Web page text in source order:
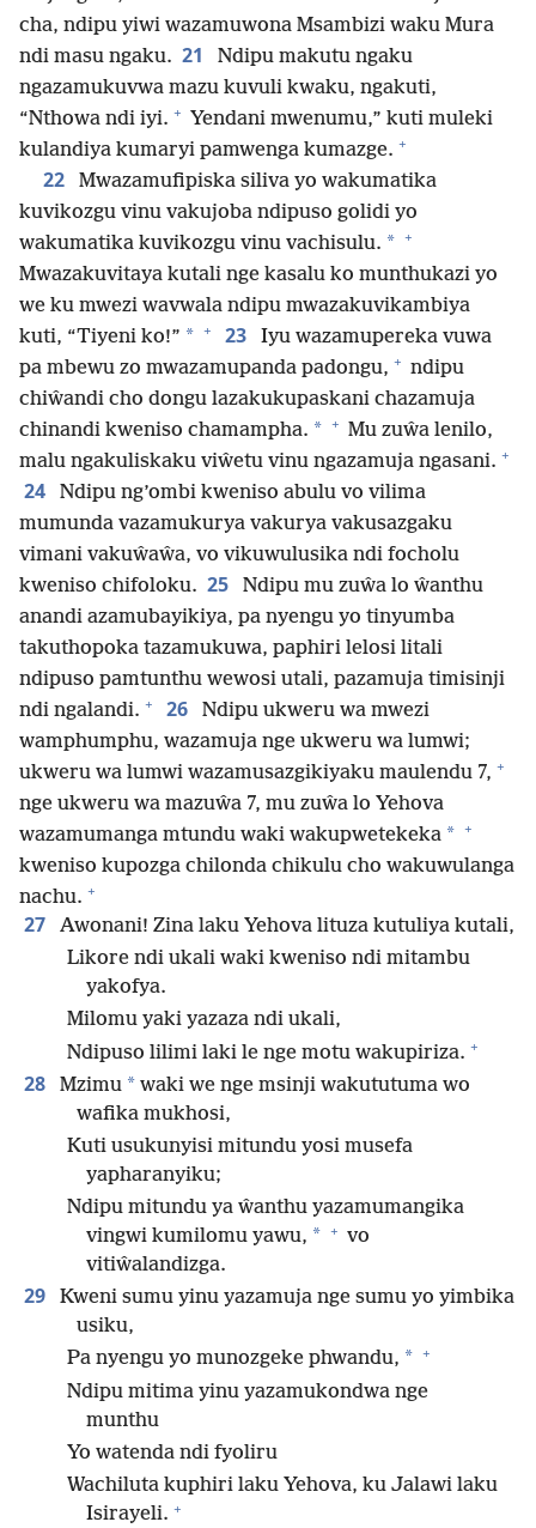
cha, ndipu yiwi wazamuwona Msambizi waku Mura
ndi masu ngaku. 21
Ndipu makutu ngaku
ngazamukuvwa mazu kuvuli kwaku, ngakuti,
“Nthowa ndi iyi. + Yendani mwenumu,” kuti muleki
kulandiya kumaryi pamwenga kumazge. +
22
Mwazamufipiska siliva yo wakumatika
kuvikozgu vinu vakujoba ndipuso golidi yo
wakumatika kuvikozgu vinu vachisulu. * +
Mwazakuvitaya kutali nge kasalu ko munthukazi yo
we ku mwezi wavwala ndipu mwazakuvikambiya
kuti, “Tiyeni ko!” * + 23
Iyu wazamupereka vuwa
pa mbewu zo mwazamupanda padongu, + ndipu
chiŵandi cho dongu lazakukupaskani chazamuja
chinandi kweniso chamampha. * + Mu zuŵa lenilo,
malu ngakuliskaku viŵetu vinu ngazamuja ngasani. +
24
Ndipu ng’ombi kweniso abulu vo vilima
mumunda vazamukurya vakurya vakusazgaku
vimani vakuŵaŵa, vo vikuwulusika ndi focholu
kweniso chifoloku. 25
Ndipu mu zuŵa lo ŵanthu
anandi azamubayikiya, pa nyengu yo tinyumba
takuthopoka tazamukuwa, paphiri lelosi litali
ndipuso pamtunthu wewosi utali, pazamuja timisinji
ndi ngalandi. + 26
Ndipu ukweru wa mwezi
wamphumphu, wazamuja nge ukweru wa lumwi;
ukweru wa lumwi wazamusazgikiyaku maulendu 7, +
nge ukweru wa mazuŵa 7, mu zuŵa lo Yehova
wazamumanga mtundu waki wakupwetekeka * +
kweniso kupozga chilonda chikulu cho wakuwulanga
nachu. +
27
Awonani! Zina laku Yehova lituza kutuliya kutali,
Likore ndi ukali waki kweniso ndi mitambu
yakofya.
Milomu yaki yazaza ndi ukali,
Ndipuso lilimi laki le nge motu wakupiriza. +
28 Mzimu * waki we nge msinji wakututuma wo
wafika mukhosi,
Kuti usukunyisi mitundu yosi musefa
yapharanyiku;
Ndipu mitundu ya ŵanthu yazamumangika
vingwi kumilomu yawu, * + vo
vitiŵalandizga.
29
Kweni sumu yinu yazamuja nge sumu yo yimbika
usiku,
Pa nyengu yo munozgeke phwandu, * +
Ndipu mitima yinu yazamukondwa nge
munthu
Yo watenda ndi fyoliru
Wachiluta kuphiri laku Yehova, ku Jalawi laku
Isirayeli. +